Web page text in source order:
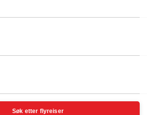
Søk etter flyreiser